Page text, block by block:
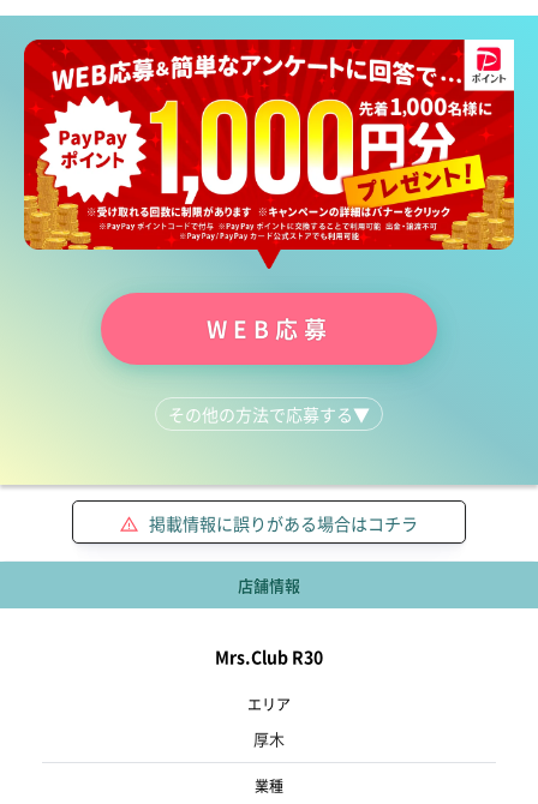
WEB応募
その他の方法で応募する▼
掲載情報に誤りがある場合はコチラ
店舗情報
Mrs.Club R30
エリア
厚木
業種